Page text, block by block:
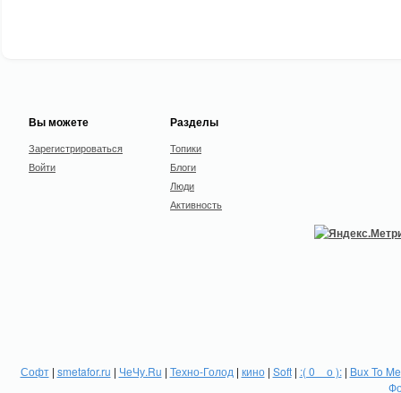
Вы можете
Зарегистрироваться
Войти
Разделы
Топики
Блоги
Люди
Активность
Софт| smetafor.ru | ЧеЧу.Ru | Техно-Голод | кино| Soft| :( 0 _ о ):| Bux To Me